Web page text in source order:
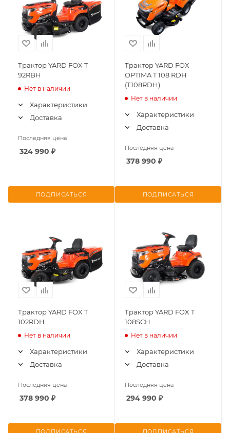
Трактор YARD FOX T
92RBH
Нет в наличии
Характеристики
Доставка
Последняя цена
324 990 ₽
ПОДПИСАТЬСЯ
Трактор YARD FOX
OPTIMA T 108 RDH
(T108RDH)
Нет в наличии
Характеристики
Доставка
Последняя цена
378 990 ₽
ПОДПИСАТЬСЯ
Трактор YARD FOX T
102RDH
Нет в наличии
Характеристики
Доставка
Последняя цена
378 990 ₽
ПОДПИСАТЬСЯ
Трактор YARD FOX T
108SCH
Нет в наличии
Характеристики
Доставка
Последняя цена
294 990 ₽
ПОДПИСАТЬСЯ